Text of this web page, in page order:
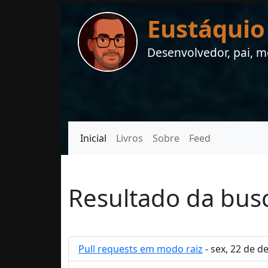
Desenvolvedor, pai,
Inicial Livros Sobre Feed
Resultado da
Pull requests em modo raiz - sex, 22 de